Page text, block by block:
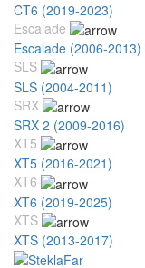
CT6 (2019-2023)
Escalade
Escalade (2006-2013)
SLS
SLS (2004-2011)
SRX
SRX 2 (2009-2016)
XT5
XT5 (2016-2021)
XT6
XT6 (2019-2025)
XTS
XTS (2013-2017)